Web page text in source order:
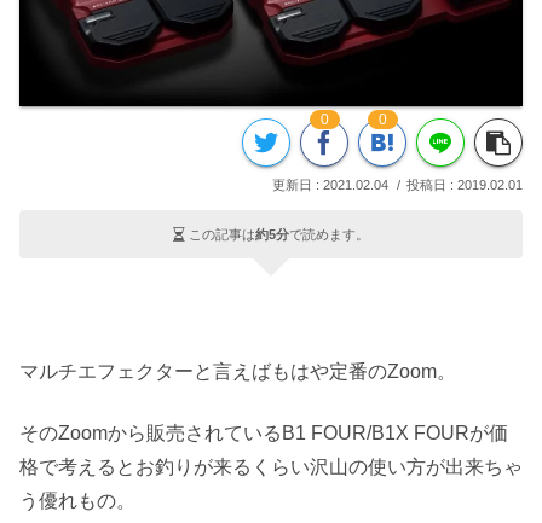
0 0
2021.02.04 2019.02.01
この記事は約5分で読めます。
マルチエフェクターと言えばもはや定番のZoom。
そのZoomから販売されているB1 FOUR/B1X FOURが価
格で考えるとお釣りが来るくらい沢山の使い方が出来ちゃ
う優れもの。